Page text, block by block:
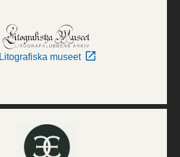
Litografiska museet